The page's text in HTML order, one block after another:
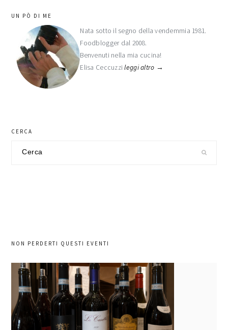
barra
laterale
primaria
UN PÒ DI ME
Nata sotto il segno della vendemmia 1981.
Foodblogger dal 2008.
Benvenuti nella mia cucina!
Elisa Ceccuzzileggi altro →
CERCA
NON PERDERTI QUESTI EVENTI